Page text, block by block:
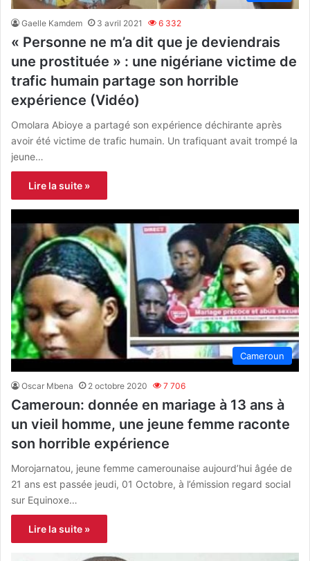
Gaelle Kamdem 3 avril 2021 6 332
« Personne ne m’a dit que je deviendrais
une prostituée » : une nigériane victime de
trafic humain partage son horrible
expérience (Vidéo)
Omolara Abioye a partagé son expérience déchirante après
avoir été victime de trafic humain. Un trafiquant avait trompé la
jeune…
Lire la suite »
Cameroun
Oscar Mbena 2 octobre 2020 7 706
Cameroun: donnée en mariage à 13 ans à
un vieil homme, une jeune femme raconte
son horrible expérience
Morojarnatou, jeune femme camerounaise aujourd’hui âgée de
21 ans est passée jeudi, 01 Octobre, à l’émission regard social
sur Equinoxe…
Lire la suite »